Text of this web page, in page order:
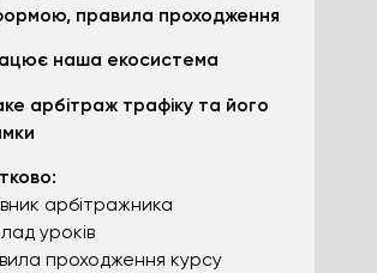
правила проходження
наша екосистема
арбітраж трафіку та його
арбітражника
уроків
проходження курсу